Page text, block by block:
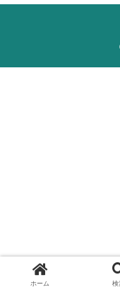
ホーム 検